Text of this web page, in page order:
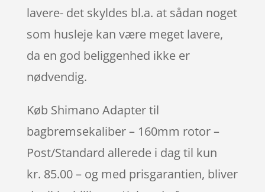
lavere- det skyldes bl.a. at sådan noget
som husleje kan være meget lavere,
da en god beliggenhed ikke er
nødvendig.
Køb Shimano Adapter til
bagbremsekaliber – 160mm rotor –
Post/Standard allerede i dag til kun
kr. 85.00 – og med prisgarantien, bliver